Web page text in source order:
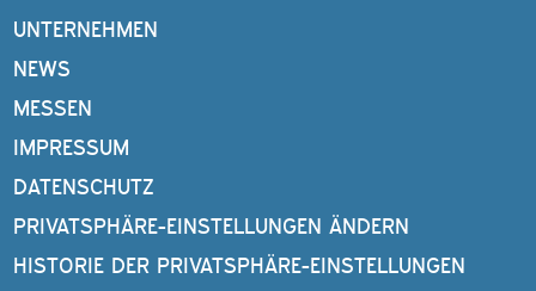
UNTERNEHMEN
NEWS
MESSEN
IMPRESSUM
DATENSCHUTZ
PRIVATSPHÄRE-EINSTELLUNGEN ÄNDERN
HISTORIE DER PRIVATSPHÄRE-EINSTELLUNGEN